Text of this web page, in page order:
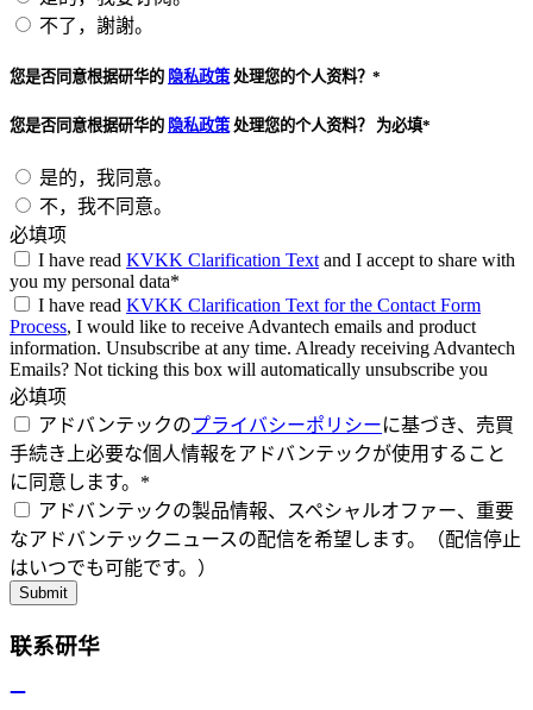
不了，謝謝。
您是否同意根据研华的 隐私政策 处理您的个人资料？*
您是否同意根据研华的 隐私政策 处理您的个人资料？ 为必填*
是的，我同意。
不，我不同意。
必填项
I have read KVKK Clarification Textand I accept to share with
you my personal data*
I have read KVKK Clarification Text for the Contact Form
Process, I would like to receive Advantech emails and product
information. Unsubscribe at any time. Already receiving Advantech
Emails? Not ticking this box will automatically unsubscribe you
必填项
アドバンテックのプライバシーポリシーに基づき、売買
手続き上必要な個人情報をアドバンテックが使用すること
に同意します。*
アドバンテックの製品情報、スペシャルオファー、重要
なアドバンテックニュースの配信を希望します。（配信停止
はいつでも可能です。）
联系研华